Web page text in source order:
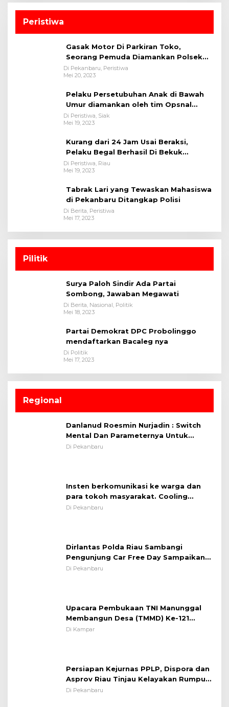
Peristiwa
Gasak Motor Di Parkiran Toko,
Seorang Pemuda Diamankan Polsek
Bukit Raya
Di Pekanbaru, Peristiwa
Mei 20, 2023
Pelaku Persetubuhan Anak di Bawah
Umur diamankan oleh tim Opsnal
Polsek Tualang-Polres Siak-Polda Riau
Di Peristiwa, Siak
Mei 19, 2023
Kurang dari 24 Jam Usai Beraksi,
Pelaku Begal Berhasil Di Bekuk
Satreskrim Polres Kuansing
Di Peristiwa, Riau
Mei 19, 2023
Tabrak Lari yang Tewaskan Mahasiswa
di Pekanbaru Ditangkap Polisi
Di Berita, Peristiwa
Mei 17, 2023
Pilitik
Surya Paloh Sindir Ada Partai
Sombong, Jawaban Megawati
Di Berita, Nasional, Politik
Mei 18, 2023
Partai Demokrat DPC Probolinggo
mendaftarkan Bacaleg nya
Di Politik
Mei 17, 2023
Regional
Danlanud Roesmin Nurjadin : Switch
Mental Dan Parameternya Untuk
Melaksanakan ✈
Di Pekanbaru
Insten berkomunikasi ke warga dan
para tokoh masyarakat. Cooling
System OMP LK ²024 Polsek Rumbai,
Di Pekanbaru
Dirlantas Polda Riau Sambangi
Pengunjung Car Free Day Sampaikan
Pesan Edukasi Kamtibmas &
Di Pekanbaru
Upacara Pembukaan TNI Manunggal
Membangun Desa (TMMD) Ke-121
Kodim 0313/KPR Tahun 2024) ?
Di Kampar
Persiapan Kejurnas PPLP, Dispora dan
Asprov Riau Tinjau Kelayakan Rumput
Lapangan Sepakbola
Di Pekanbaru